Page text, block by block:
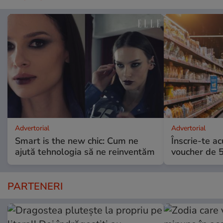
Advertorial
Smart is the new chic: Cum ne
ajută tehnologia să ne reinventăm
Advertorial
Înscrie-te
voucher de
PARTENERI